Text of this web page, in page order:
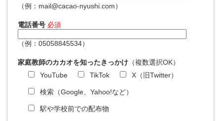
（例：mail@cacao-nyushi.com）
電話番号 必須
（例：05058845534）
家庭教師のカカオを知ったきっかけ （複数選択OK）
YouTube
TikTok X（旧Twitter）
検索（Google、Yahoo!など）
駅や学校前での配布物